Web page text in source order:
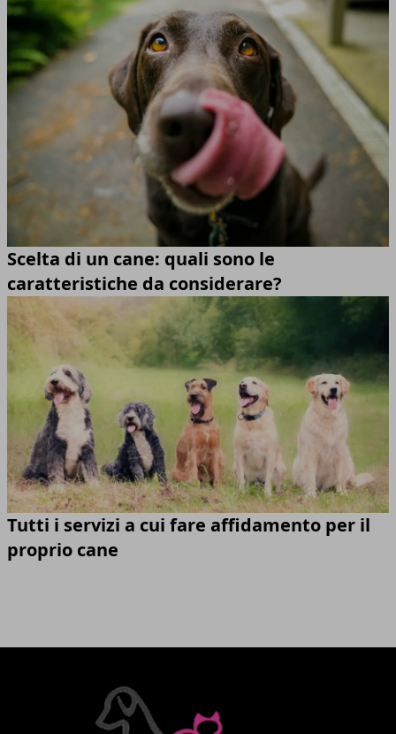
Scelta di un cane: quali sono le
caratteristiche da considerare?
Tutti i servizi a cui fare affidamento per il
proprio cane